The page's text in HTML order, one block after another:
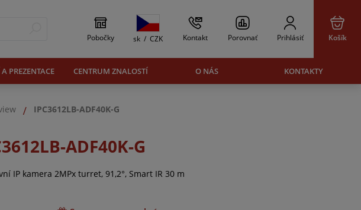
Pobočky sk / CZK Kontakt Porovnať Prihlásiť Košík
PREZENTACE CENTRUM ZNALOSTÍ O NÁS KONTAKTY
IPC3612LB-ADF40K-G
ADF40K-G
IP kamera 2MPx turret, 91,2°, Smart IR 30 m